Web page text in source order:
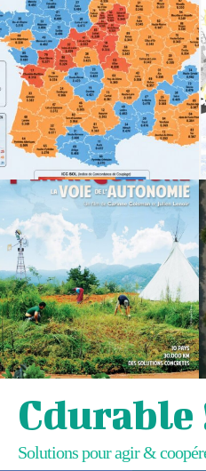
Cdurable
Solutions pour agir &